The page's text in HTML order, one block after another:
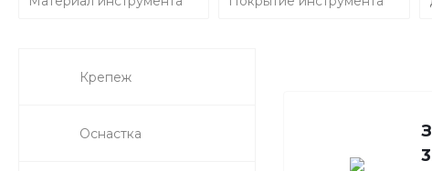
Крепеж
Оснастка